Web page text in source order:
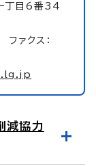
丁目6番34
ァクス：
減協力